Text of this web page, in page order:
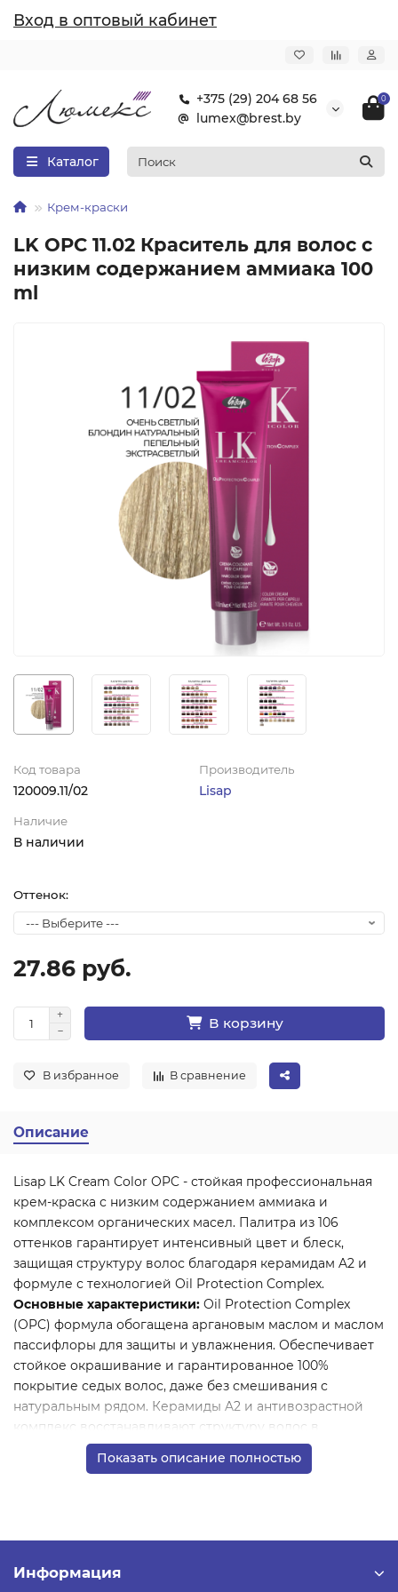
Вход в оптовый кабинет
+375 (29) 204 68 56
lumex@brest.by
0
Каталог
Крем-краски
LK OPC 11.02 Краситель для волос с
низким содержанием аммиака 100
ml
Код товара
120009.11/02
Производитель
Lisap
Наличие
В наличии
Оттенок:
27.86 руб.
В корзину
В избранное В сравнение
Описание
Lisap LK Cream Color OPC - стойкая профессиональная
крем-краска с низким содержанием аммиака и
комплексом органических масел. Палитра из 106
оттенков гарантирует интенсивный цвет и блеск,
защищая структуру волос благодаря керамидам A2 и
формуле с технологией Oil Protection Complex.
Основные характеристики: Oil Protection Complex
(OPC) формула обогащена аргановым маслом и маслом
пассифлоры для защиты и увлажнения. Обеспечивает
стойкое окрашивание и гарантированное 100%
покрытие седых волос, даже без смешивания с
натуральным рядом. Керамиды A2 и антивозрастной
комплекс восстанавливают структуру волос в
процессе окрашивания, делая их мягкими и
блестящими. Кремообразная текстура легко
ухоженных волос, делая их мягкими и блестящими.
Показать описание полностью
Информация